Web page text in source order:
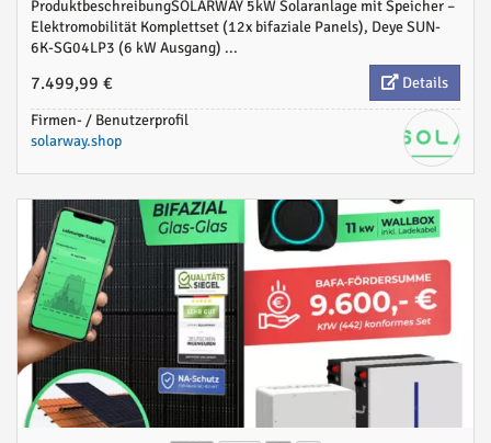
KfW 442 konform
ProduktbeschreibungSOLARWAY 5kW Solaranlage mit Speicher –
Elektromobilität Komplettset (12x bifaziale Panels), Deye SUN-
6K-SG04LP3 (6 kW Ausgang) ...
7.499,99 €
Details
Firmen- / Benutzerprofil
solarway.shop